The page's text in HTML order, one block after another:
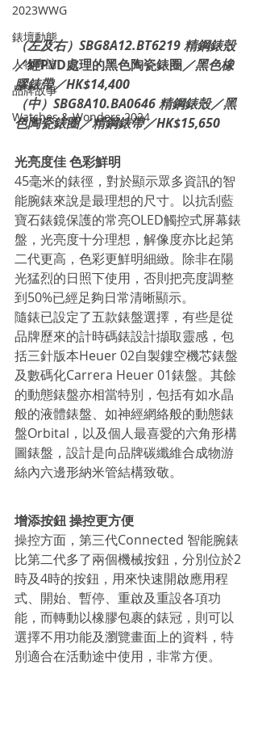
2023WWG
錶壇動態
人物專訪
品牌故事
Watches & Wonders 2024
（左及右）SBG8A12.BT6219 精鋼錶殼
／經PVD處理的黑色陶瓷錶圈／黑色橡
膠錶帶／HK$14,400
（中）SBG8A10.BA0646 精鋼錶殼／黑
色陶瓷錶圈／精鋼錶帶／HK$15,650
光亮度佳 色彩鮮明
45毫米的錶徑，對於顯示眾多資訊的智
能腕錶來說是最理想的尺寸。以抗刮藍
寶石錶鏡保護的常亮OLED觸控式屏幕錶
盤，光亮度十分理想，解像度亦比起第
二代更高，色彩更鮮明細緻。除非在陽
光猛烈的日照下使用，否則把亮度調整
到50%已經足夠日常清晰顯示。
隨錶已設定了五款錶盤選擇，有些是從
品牌歷來的計時碼錶設計擷取靈感，包
括三針版本Heuer 02自製鏤空機芯錶盤
及數碼化Carrera Heuer 01錶盤。其餘
的動態錶盤亦相當特別，包括有如水晶
般的液體錶盤、如神經網絡般的動態錶
盤Orbital，以及個人最喜愛的六角形構
圖錶盤，設計是向品牌碳纖維合成物游
絲內六邊形納米管結構致敬。
增添按鈕 操控更方便
操控方面，第三代Connected 智能腕錶
比第二代多了兩個機械按鈕，分別位於2
時及4時的按鈕，用來快速開啟應用程
式、開始、暫停、重啟及重設各項功
能，而轉動以橡膠包裹的錶冠，則可以
選擇不用功能及瀏覽畫面上的資料，特
別適合在活動途中使用，非常方便。